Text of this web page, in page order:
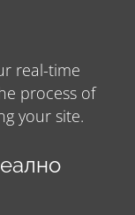
real-time
process of
your site.